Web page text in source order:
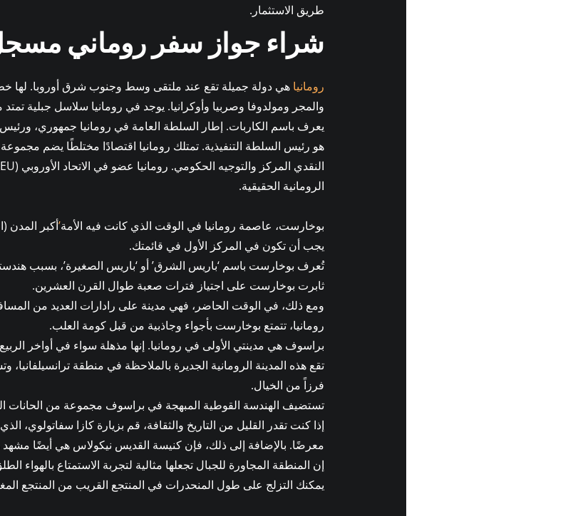
طريق الاستثمار.
شراء جواز سفر روماني
رومانيا هي دولة جميلة تقع عند ملتقى وسط وجنوب شرق أوروبا. لها خط
والمجر ومولدوفا وصربيا وأوكرانيا. يوجد في رومانيا سلاسل جبلية
يعرف باسم الكاربات. إطار السلطة العامة في رومانيا جمهوري،
هو رئيس السلطة التنفيذية. تمتلك رومانيا اقتصادًا مختلطًا يضم
الرومانية الحقيقية.
بوخارست، عاصمة رومانيا في الوقت الذي كانت فيه الأمة’
يجب أن تكون في المركز الأول في قائمتك.
تُعرف بوخارست باسم ‘باريس الشرق’ أو ‘باريس الصغيرة’، بسبب
ثابرت بوخارست على اجتياز فترات صعبة طوال القرن العشرين.
ومع ذلك، في الوقت الحاضر، فهي مدينة على رادارات العديد من
رومانيا، تتمتع بوخارست بأجواء وجاذبية من قبل كومة العلب.
براسوف هي مدينتي الأولى في رومانيا. إنها مذهلة سواء في أواخر
تقع هذه المدينة الرومانية الجديرة بالملاحظة في منطقة
فرزاً من الخيال.
تستضيف الهندسة القوطية المبهجة في براسوف مجموعة من الحانات
إذا كنت تقدر القليل من التاريخ والثقافة، قم بزيارة كازا سفاتولوي،
معرضًا. بالإضافة إلى ذلك، فإن كنيسة القديس نيكولاس هي أيضًا مشهد
إن المنطقة المجاورة للجبال تجعلها مثالية لتجربة الاستمتاع بالهواء
يمكنك التزلج على طول المنحدرات في المنتجع القريب من المنتجع